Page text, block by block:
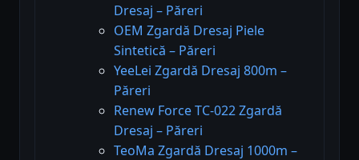
Dresaj – Păreri
OEM Zgardă Dresaj Piele
Sintetică – Păreri
YeeLei Zgardă Dresaj 800m –
Păreri
Renew Force TC-022 Zgardă
Dresaj – Păreri
TeoMa Zgardă Dresaj 1000m –